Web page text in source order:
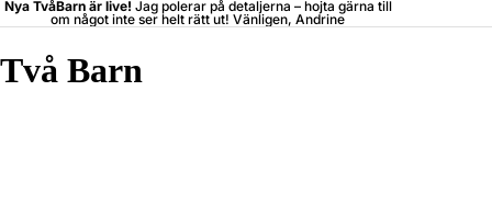
Nya TvåBarn är live! Jag polerar på detaljerna – hojta gärna till
om något inte ser helt rätt ut! Vänligen, Andrine
Två Barn